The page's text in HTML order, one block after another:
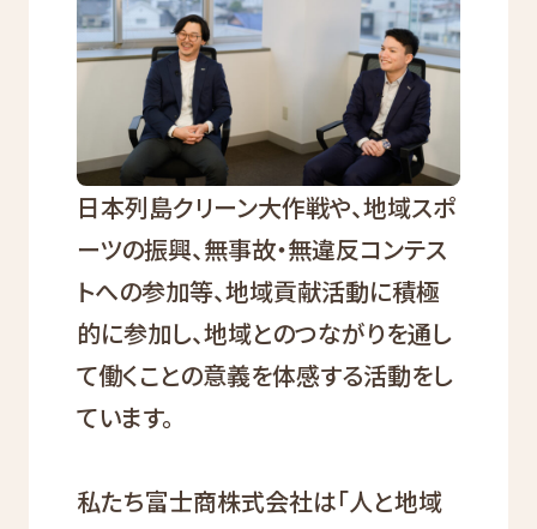
日本列島クリーン大作戦や、地域スポ
ーツの振興、無事故・無違反コンテス
トへの参加等、地域貢献活動に積極
的に参加し、地域とのつながりを通し
て働くことの意義を体感する活動をし
ています。
私たち富士商株式会社は「人と地域